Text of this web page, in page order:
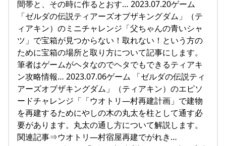
間帯と、その時に作るとおす… 2023.07.20ゲーム
「ゼルダの伝説ティアーズオブザキングダム」（テ
ィアキン）のミニチャレンジ「父ちゃんの青いシャ
ツ」で宝箱が見つからない！取れない！という方の
ために宝箱の場所と取り方について記事にします。
筆者はゲームがヘタなのでヘタでもできるティアキ
ン攻略情報… 2023.07.06ゲーム 「ゼルダの伝説ティ
アーズオブザキングダム」（ティアキン）のエピソ
ードチャレンジ「「ウオトリ―村再建計画」で建物
を再建するためにやしの木の丸太を柱として通す必
要があります。丸太の通し方について解説します。
関連記事⇒ウオトリ―村宿屋再建でがれき…